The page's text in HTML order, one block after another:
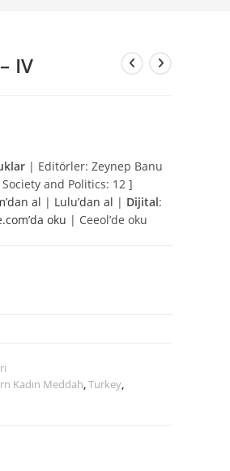
IV
| Editörler: Zeynep Banu
and Politics: 12 ]
al | Lulu’dan al | Dijital:
oku | Ceeol’de oku
Kadın Meddah,Turkey,